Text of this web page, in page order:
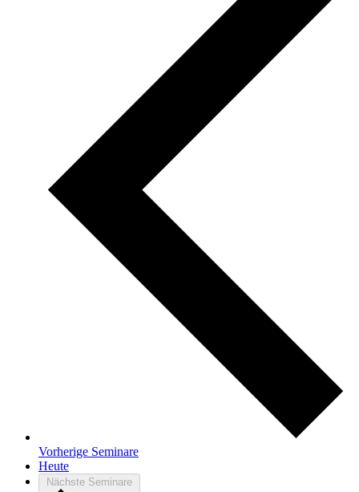
Vorherige Seminare
Heute
Nächste Seminare